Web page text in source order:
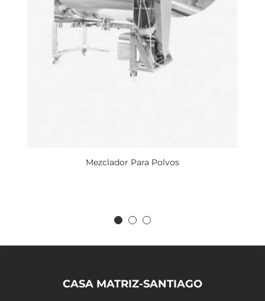
Mezclador Para Polvos
CASA MATRIZ-SANTIAGO